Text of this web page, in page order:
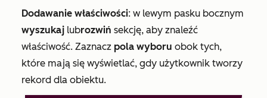
Dodawanie właściwości: w lewym pasku bocznym
wyszukaj lubrozwiń sekcję, aby znaleźć
właściwość. Zaznacz pola wyboru obok tych,
które mają się wyświetlać, gdy użytkownik tworzy
rekord dla obiektu.